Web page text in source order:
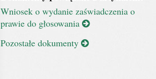
Wniosek o wydanie zaświadczenia o
prawie do głosowania
Pozostałe dokumenty